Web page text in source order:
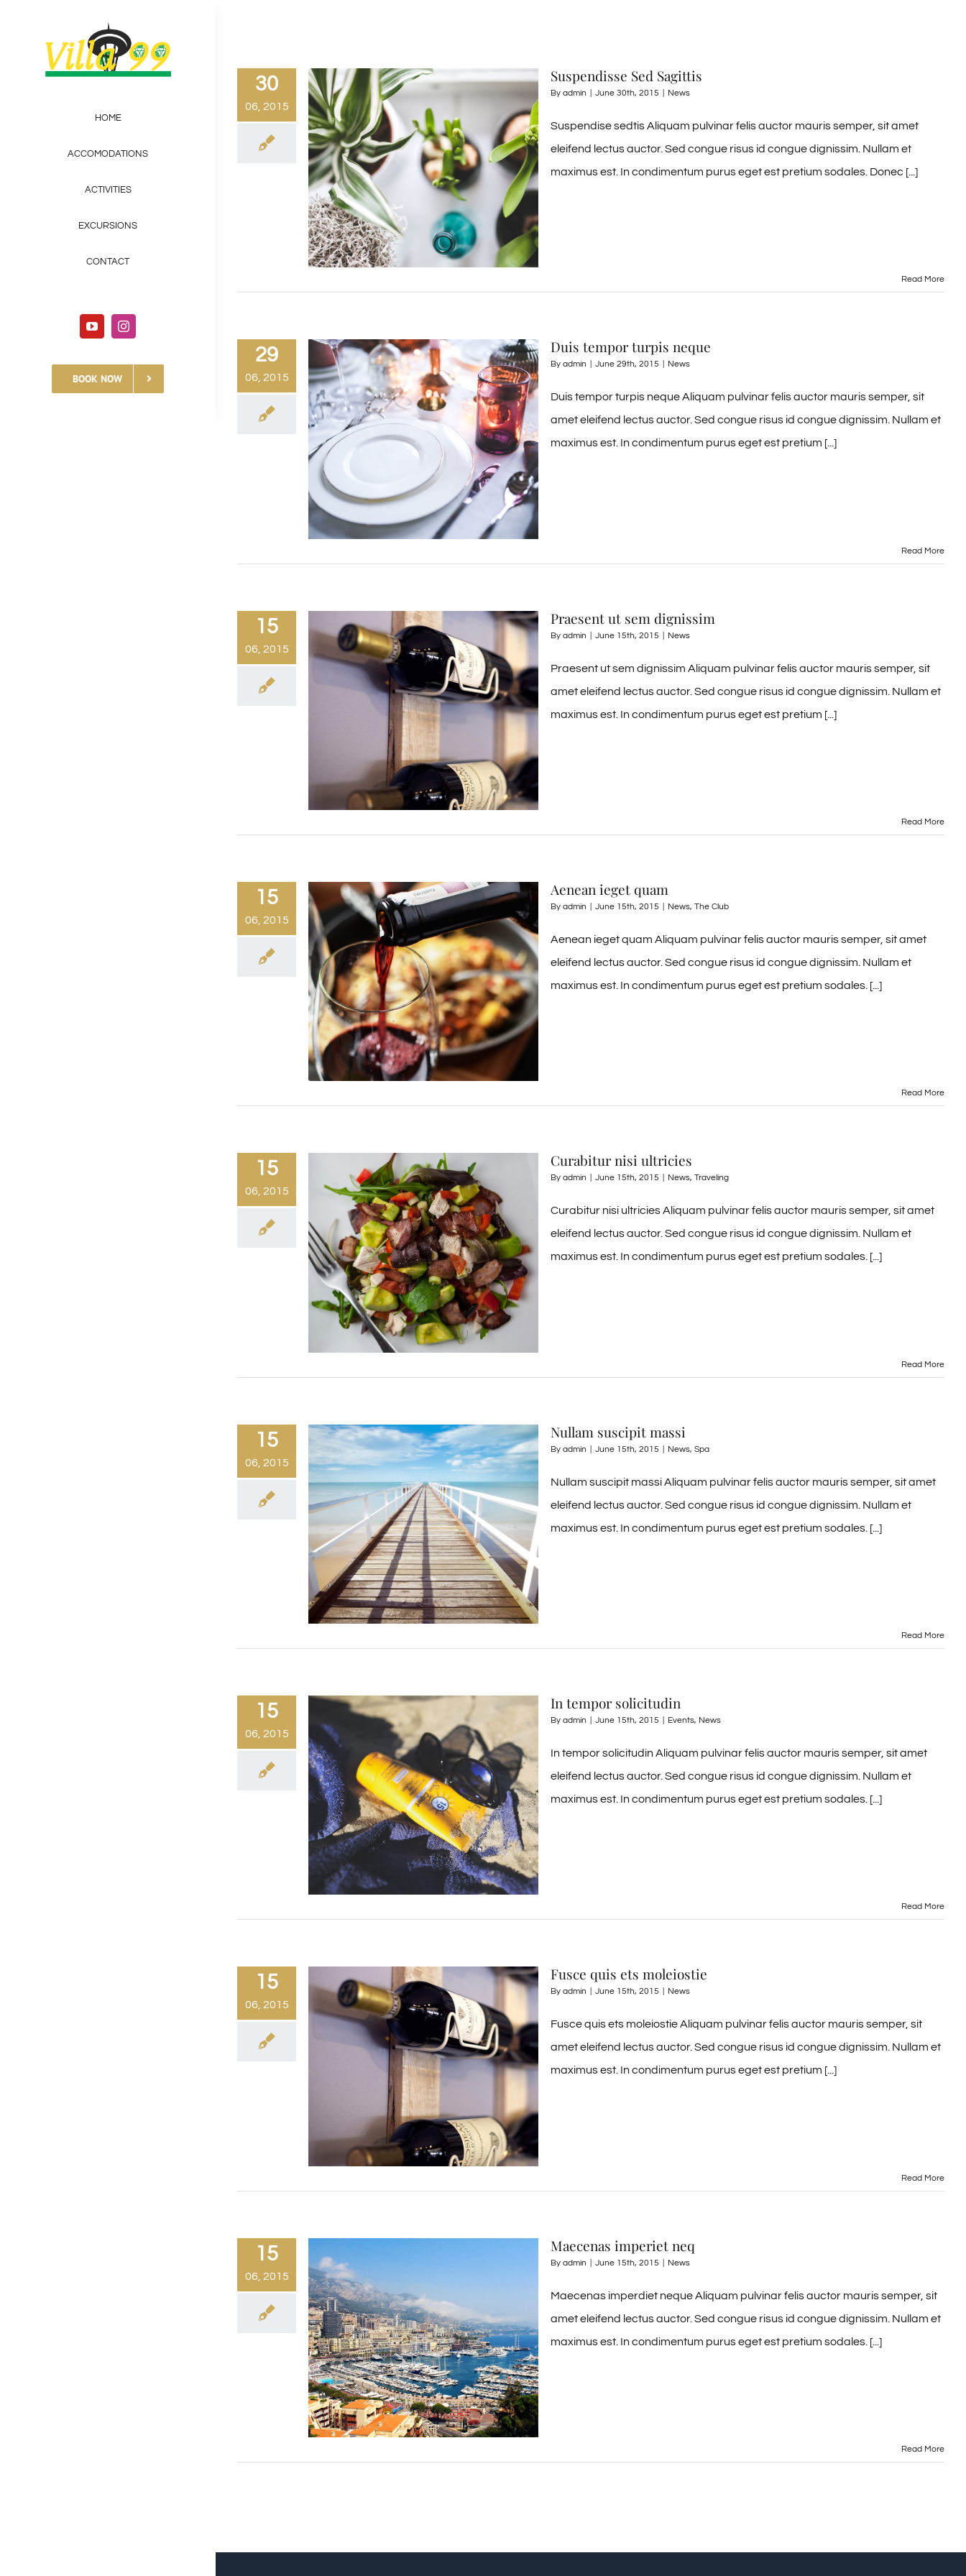
HOME
ACCOMODATIONS
ACTIVITIES
EXCURSIONS
CONTACT
BOOK NOW
30
06, 2015
Suspendisse Sed Sagittis
By admin June 30th, 2015 News
Suspendise sedtis Aliquam pulvinar felis auctor mauris semper, sit amet
eleifend lectus auctor. Sed congue risus id congue dignissim. Nullam et
maximus est. In condimentum purus eget est pretium sodales. Donec [...]
Read More
29
06, 2015
Duis tempor turpis neque
By admin June 29th, 2015 News
Duis tempor turpis neque Aliquam pulvinar felis auctor mauris semper, sit
amet eleifend lectus auctor. Sed congue risus id congue dignissim. Nullam et
maximus est. In condimentum purus eget est pretium [...]
Read More
15
06, 2015
Praesent ut sem dignissim
By admin June 15th, 2015 News
Praesent ut sem dignissim Aliquam pulvinar felis auctor mauris semper, sit
amet eleifend lectus auctor. Sed congue risus id congue dignissim. Nullam et
maximus est. In condimentum purus eget est pretium [...]
Read More
15
06, 2015
Aenean ieget quam
By admin June 15th, 2015 News, The Club
Aenean ieget quam Aliquam pulvinar felis auctor mauris semper, sit amet
eleifend lectus auctor. Sed congue risus id congue dignissim. Nullam et
maximus est. In condimentum purus eget est pretium sodales. [...]
Read More
15
06, 2015
Curabitur nisi ultricies
By admin June 15th, 2015 News, Traveling
Curabitur nisi ultricies Aliquam pulvinar felis auctor mauris semper, sit amet
eleifend lectus auctor. Sed congue risus id congue dignissim. Nullam et
maximus est. In condimentum purus eget est pretium sodales. [...]
Read More
15
06, 2015
Nullam suscipit massi
By admin June 15th, 2015 News, Spa
Nullam suscipit massi Aliquam pulvinar felis auctor mauris semper, sit amet
eleifend lectus auctor. Sed congue risus id congue dignissim. Nullam et
maximus est. In condimentum purus eget est pretium sodales. [...]
Read More
15
06, 2015
In tempor solicitudin
By admin June 15th, 2015 Events, News
In tempor solicitudin Aliquam pulvinar felis auctor mauris semper, sit amet
eleifend lectus auctor. Sed congue risus id congue dignissim. Nullam et
maximus est. In condimentum purus eget est pretium sodales. [...]
Read More
15
06, 2015
Fusce quis ets moleiostie
By admin June 15th, 2015 News
Fusce quis ets moleiostie Aliquam pulvinar felis auctor mauris semper, sit
amet eleifend lectus auctor. Sed congue risus id congue dignissim. Nullam et
maximus est. In condimentum purus eget est pretium [...]
Read More
15
06, 2015
Maecenas imperiet neq
By admin June 15th, 2015 News
Maecenas imperdiet neque Aliquam pulvinar felis auctor mauris semper, sit
amet eleifend lectus auctor. Sed congue risus id congue dignissim. Nullam et
maximus est. In condimentum purus eget est pretium sodales. [...]
Read More